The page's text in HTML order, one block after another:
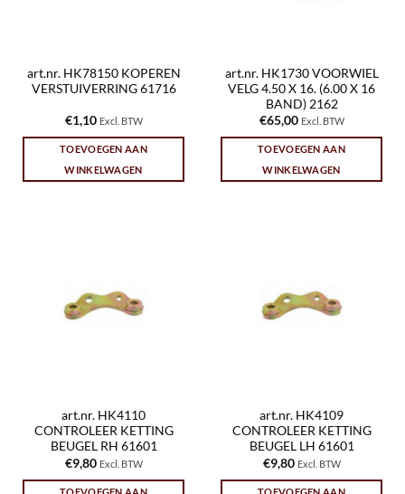
art.nr. HK78150 KOPEREN
VERSTUIVERRING 61716
€1,10 Excl. BTW
TOEVOEGEN AAN
WINKELWAGEN
art.nr. HK1730 VOORWIEL
VELG 4.50 X 16. (6.00 X 16
BAND) 2162
€65,00 Excl. BTW
TOEVOEGEN AAN
WINKELWAGEN
art.nr. HK4110
CONTROLEER KETTING
BEUGEL RH 61601
€9,80 Excl. BTW
TOEVOEGEN AAN
art.nr. HK4109
CONTROLEER KETTING
BEUGEL LH 61601
€9,80 Excl. BTW
TOEVOEGEN AAN